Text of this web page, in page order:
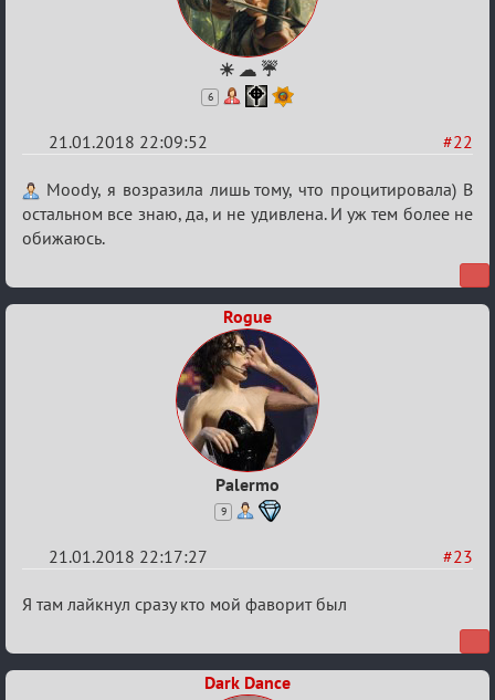
☀ ☁ ☔
6
#22
21.01.2018 22:09:52
Re:
Мафский
Стихоплёт
Moody, я возразила лишь тому, что процитировала) В
остальном все знаю, да, и не удивлена. И уж тем более не
обижаюсь.
Rogue
Palermo
9
#23
21.01.2018 22:17:27
Re:
Стихоплёт
Я там лайкнул сразу кто мой фаворит был
Dark Dance